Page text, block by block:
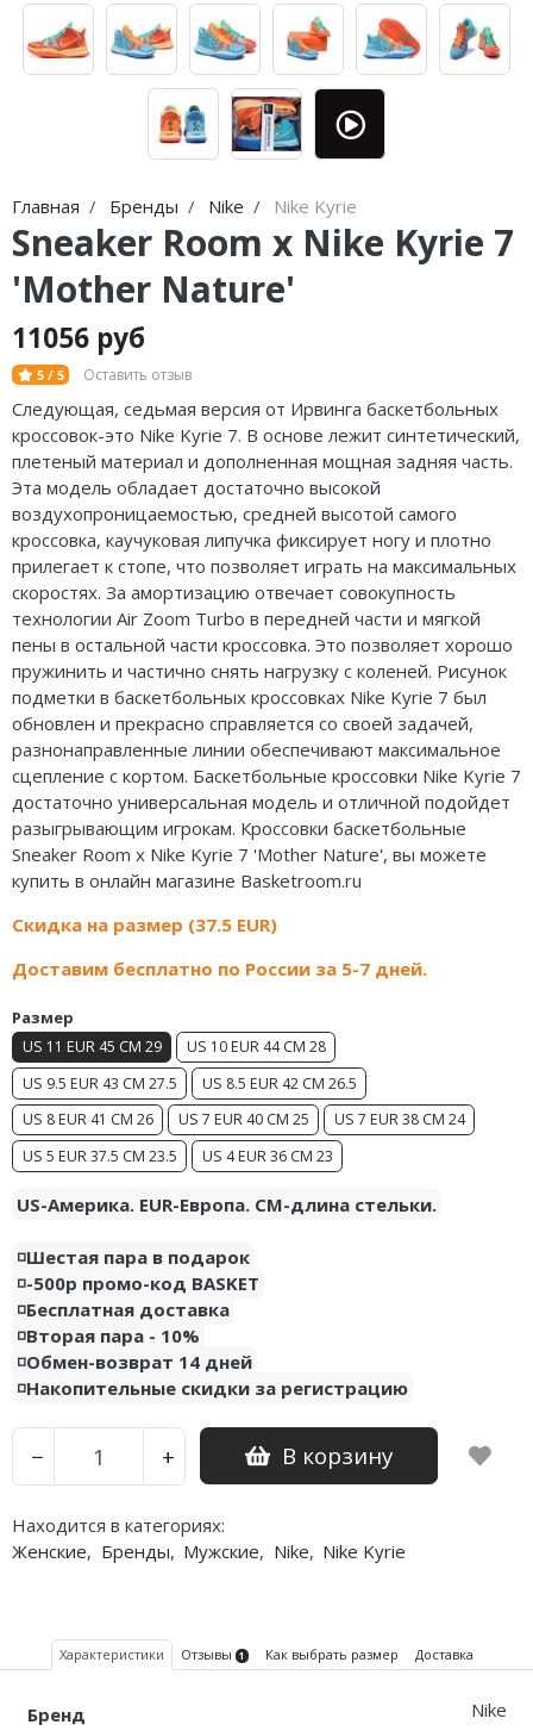
Главная Бренды Nike Nike Kyrie
Sneaker Room x Nike Kyrie 7
'Mother Nature'
11056 руб
5 / 5 Оставить отзыв
Следующая, седьмая версия от Ирвинга баскетбольных
кроссовок-это Nike Kyrie 7. В основе лежит синтетический,
плетеный материал и дополненная мощная задняя часть.
Эта модель обладает достаточно высокой
воздухопроницаемостью, средней высотой самого
кроссовка, каучуковая липучка фиксирует ногу и плотно
прилегает к стопе, что позволяет играть на максимальных
скоростях. За амортизацию отвечает совокупность
технологии Air Zoom Turbo в передней части и мягкой
пены в остальной части кроссовка. Это позволяет хорошо
пружинить и частично снять нагрузку с коленей. Рисунок
подметки в баскетбольных кроссовках Nike Kyrie 7 был
обновлен и прекрасно справляется со своей задачей,
разнонаправленные линии обеспечивают максимальное
сцепление с кортом. Баскетбольные кроссовки Nike Kyrie 7
достаточно универсальная модель и отличной подойдет
разыгрывающим игрокам. Кроссовки баскетбольные
Sneaker Room x Nike Kyrie 7 'Mother Nature', вы можете
купить в онлайн магазине Basketroom.ru
Скидка на размер (37.5 EUR)
Доставим бесплатно по России за 5-7 дней.
Размер
US 11 EUR 45 CM 29
US 10 EUR 44 CM 28
US 9.5 EUR 43 CM 27.5
US 8.5 EUR 42 CM 26.5
US 8 EUR 41 CM 26
US 7 EUR 40 CM 25
US 7 EUR 38 CM 24
US 5 EUR 37.5 CM 23.5
US 4 EUR 36 CM 23
US-Америка. EUR-Европа. CM-длина стельки.
◽️Шестая пара в подарок
◽️-500р промо-код BASKET
◽️Бесплатная доставка
◽️Вторая пара - 10%
◽️Обмен-возврат 14 дней
◽️Накопительные скидки за регистрацию
− + В корзину
Находится в категориях:
Женские, Бренды, Мужские, Nike, Nike Kyrie
Характеристики Отзывы 1 Как выбрать размер Доставка
Бренд
Nike
Jordan Tatum
Air Jordan 312
Air Jordan 40
Air Jordan 39
Air Jordan 38
Air Jordan 37
Air Jordan 36
Air Jordan 1
Air Jordan 3
Air Jordan 4
Air Jordan 5
Air Jordan 6
Air Jordan 7
Air Jordan 10
Air Jordan 11
Air Jordan 12
Air Jordan 13
Air Jordan 15
Air Jordan 23
adidas Samba
adidas Gazelle
adidas Handball
adidas Adistar
adidas adiFOM
adidas Adizero
adidas Harden
adidas Dame
adidas AE
Adidas Yeezy Boost 350 V2